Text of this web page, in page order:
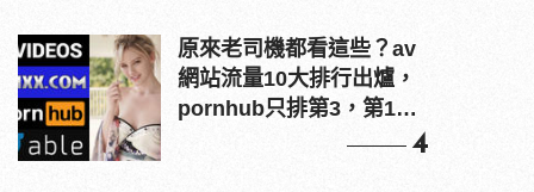
原來老司機都看這些？av
網站流量10大排行出爐，
pornhub只排第3，第1名
4